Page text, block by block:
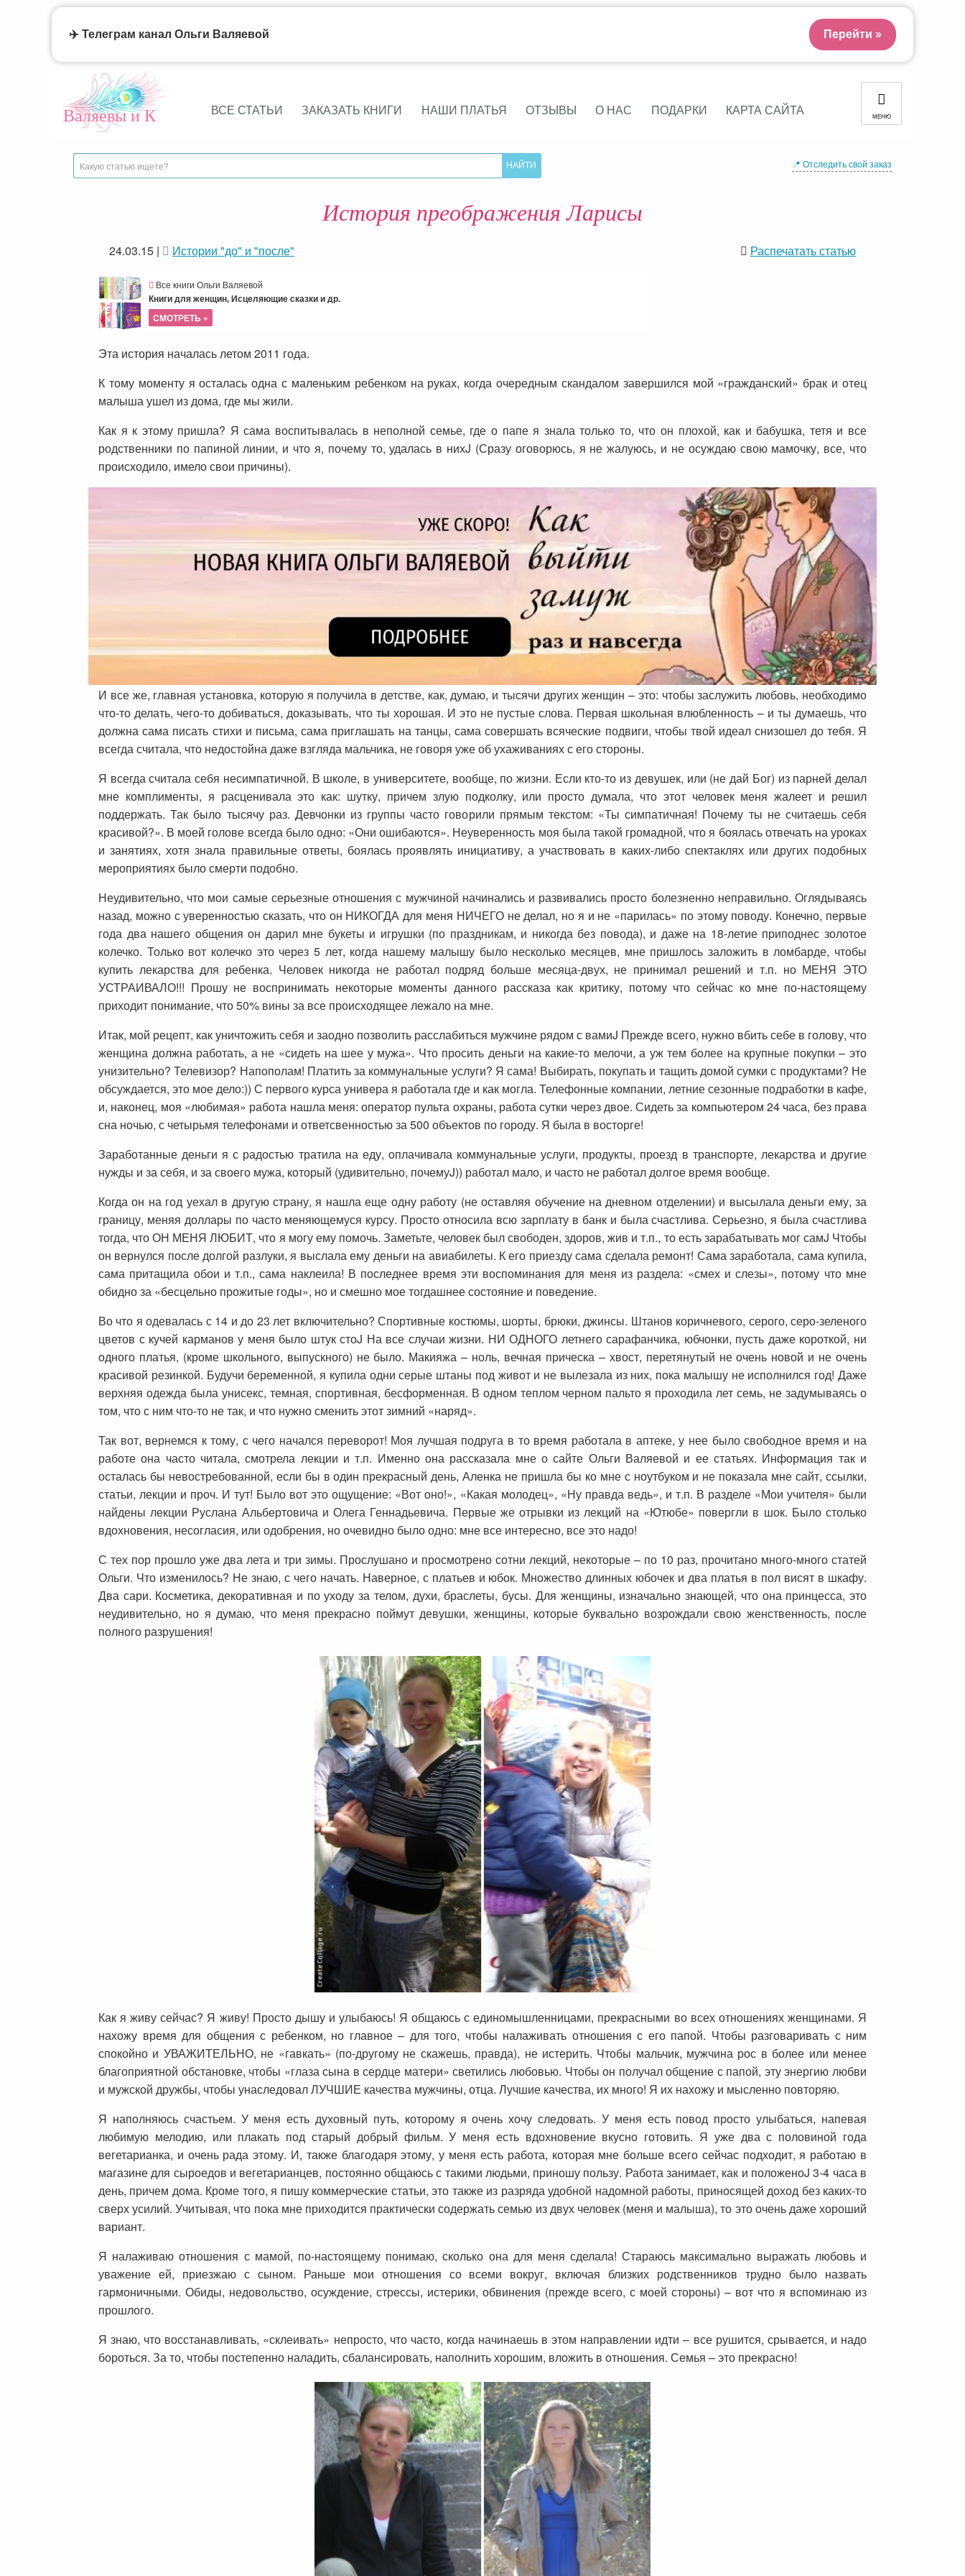
Валяевы и К ВСЕ СТАТЬИ ЗАКАЗАТЬ КНИГИ НАШИ ПЛАТЬЯ ОТЗЫВЫ О НАС ПОДАРКИ КАРТА САЙТА МЕНЮ
📍 Отследить свой заказ
История преображения Ларисы
24.03.15 | Истории "до" и "после" Распечатать статью
Все книги Ольги Валяевой
Книги для женщин, Исцеляющие сказки и др.
СМОТРЕТЬ »
Эта история началась летом 2011 года.
К тому моменту я осталась одна с маленьким ребенком на руках, когда очередным скандалом завершился мой «гражданский» брак и отец
малыша ушел из дома, где мы жили.
Как я к этому пришла? Я сама воспитывалась в неполной семье, где о папе я знала только то, что он плохой, как и бабушка, тетя и все
родственники по папиной линии, и что я, почему то, удалась в нихJ (Сразу оговорюсь, я не жалуюсь, и не осуждаю свою мамочку, все, что
происходило, имело свои причины).
И все же, главная установка, которую я получила в детстве, как, думаю, и тысячи других женщин – это: чтобы заслужить любовь, необходимо
что-то делать, чего-то добиваться, доказывать, что ты хорошая. И это не пустые слова. Первая школьная влюбленность – и ты думаешь, что
должна сама писать стихи и письма, сама приглашать на танцы, сама совершать всяческие подвиги, чтобы твой идеал снизошел до тебя. Я
всегда считала, что недостойна даже взгляда мальчика, не говоря уже об ухаживаниях с его стороны.
Я всегда считала себя несимпатичной. В школе, в университете, вообще, по жизни. Если кто-то из девушек, или (не дай Бог) из парней делал
мне комплименты, я расценивала это как: шутку, причем злую подколку, или просто думала, что этот человек меня жалеет и решил
поддержать. Так было тысячу раз. Девчонки из группы часто говорили прямым текстом: «Ты симпатичная! Почему ты не считаешь себя
красивой?». В моей голове всегда было одно: «Они ошибаются». Неуверенность моя была такой громадной, что я боялась отвечать на уроках
и занятиях, хотя знала правильные ответы, боялась проявлять инициативу, а участвовать в каких-либо спектаклях или других подобных
мероприятиях было смерти подобно.
Неудивительно, что мои самые серьезные отношения с мужчиной начинались и развивались просто болезненно неправильно. Оглядываясь
назад, можно с уверенностью сказать, что он НИКОГДА для меня НИЧЕГО не делал, но я и не «парилась» по этому поводу. Конечно, первые
года два нашего общения он дарил мне букеты и игрушки (по праздникам, и никогда без повода), и даже на 18-летие приподнес золотое
колечко. Только вот колечко это через 5 лет, когда нашему малышу было несколько месяцев, мне пришлось заложить в ломбарде, чтобы
купить лекарства для ребенка. Человек никогда не работал подряд больше месяца-двух, не принимал решений и т.п. но МЕНЯ ЭТО
УСТРАИВАЛО!!! Прошу не воспринимать некоторые моменты данного рассказа как критику, потому что сейчас ко мне по-настоящему
приходит понимание, что 50% вины за все происходящее лежало на мне.
Итак, мой рецепт, как уничтожить себя и заодно позволить расслабиться мужчине рядом с вамиJ Прежде всего, нужно вбить себе в голову, что
женщина должна работать, а не «сидеть на шее у мужа». Что просить деньги на какие-то мелочи, а уж тем более на крупные покупки – это
унизительно? Телевизор? Напополам! Платить за коммунальные услуги? Я сама! Выбирать, покупать и тащить домой сумки с продуктами? Не
обсуждается, это мое дело:)) С первого курса универа я работала где и как могла. Телефонные компании, летние сезонные подработки в кафе,
и, наконец, моя «любимая» работа нашла меня: оператор пульта охраны, работа сутки через двое. Сидеть за компьютером 24 часа, без права
сна ночью, с четырьмя телефонами и ответсвенностью за 500 объектов по городу. Я была в восторге!
Заработанные деньги я с радостью тратила на еду, оплачивала коммунальные услуги, продукты, проезд в транспорте, лекарства и другие
нужды и за себя, и за своего мужа, который (удивительно, почемуJ)) работал мало, и часто не работал долгое время вообще.
Когда он на год уехал в другую страну, я нашла еще одну работу (не оставляя обучение на дневном отделении) и высылала деньги ему, за
границу, меняя доллары по часто меняющемуся курсу. Просто относила всю зарплату в банк и была счастлива. Серьезно, я была счастлива
тогда, что ОН МЕНЯ ЛЮБИТ, что я могу ему помочь. Заметьте, человек был свободен, здоров, жив и т.п., то есть зарабатывать мог самJ Чтобы
он вернулся после долгой разлуки, я выслала ему деньги на авиабилеты. К его приезду сама сделала ремонт! Сама заработала, сама купила,
сама притащила обои и т.п., сама наклеила! В последнее время эти воспоминания для меня из раздела: «смех и слезы», потому что мне
обидно за «бесцельно прожитые годы», но и смешно мое тогдашнее состояние и поведение.
Во что я одевалась с 14 и до 23 лет включительно? Спортивные костюмы, шорты, брюки, джинсы. Штанов коричневого, серого, серо-зеленого
цветов с кучей карманов у меня было штук стоJ На все случаи жизни. НИ ОДНОГО летнего сарафанчика, юбчонки, пусть даже короткой, ни
одного платья, (кроме школьного, выпускного) не было. Макияжа – ноль, вечная прическа – хвост, перетянутый не очень новой и не очень
красивой резинкой. Будучи беременной, я купила одни серые штаны под живот и не вылезала из них, пока малышу не исполнился год! Даже
верхняя одежда была унисекс, темная, спортивная, бесформенная. В одном теплом черном пальто я проходила лет семь, не задумываясь о
том, что с ним что-то не так, и что нужно сменить этот зимний «наряд».
Так вот, вернемся к тому, с чего начался переворот! Моя лучшая подруга в то время работала в аптеке, у нее было свободное время и на
работе она часто читала, смотрела лекции и т.п. Именно она рассказала мне о сайте Ольги Валяевой и ее статьях. Информация так и
осталась бы невостребованной, если бы в один прекрасный день, Аленка не пришла бы ко мне с ноутбуком и не показала мне сайт, ссылки,
статьи, лекции и проч. И тут! Было вот это ощущение: «Вот оно!», «Какая молодец», «Ну правда ведь», и т.п. В разделе «Мои учителя» были
найдены лекции Руслана Альбертовича и Олега Геннадьевича. Первые же отрывки из лекций на «Ютюбе» повергли в шок. Было столько
вдохновения, несогласия, или одобрения, но очевидно было одно: мне все интересно, все это надо!
С тех пор прошло уже два лета и три зимы. Прослушано и просмотрено сотни лекций, некоторые – по 10 раз, прочитано много-много статей
Ольги. Что изменилось? Не знаю, с чего начать. Наверное, с платьев и юбок. Множество длинных юбочек и два платья в пол висят в шкафу.
Два сари. Косметика, декоративная и по уходу за телом, духи, браслеты, бусы. Для женщины, изначально знающей, что она принцесса, это
неудивительно, но я думаю, что меня прекрасно поймут девушки, женщины, которые буквально возрождали свою женственность, после
полного разрушения!
Как я живу сейчас? Я живу! Просто дышу и улыбаюсь! Я общаюсь с единомышленницами, прекрасными во всех отношениях женщинами. Я
нахожу время для общения с ребенком, но главное – для того, чтобы налаживать отношения с его папой. Чтобы разговаривать с ним
спокойно и УВАЖИТЕЛЬНО, не «гавкать» (по-другому не скажешь, правда), не истерить. Чтобы мальчик, мужчина рос в более или менее
благоприятной обстановке, чтобы «глаза сына в сердце матери» светились любовью. Чтобы он получал общение с папой, эту энергию любви
и мужской дружбы, чтобы унаследовал ЛУЧШИЕ качества мужчины, отца. Лучшие качества, их много! Я их нахожу и мысленно повторяю.
Я наполняюсь счастьем. У меня есть духовный путь, которому я очень хочу следовать. У меня есть повод просто улыбаться, напевая
любимую мелодию, или плакать под старый добрый фильм. У меня есть вдохновение вкусно готовить. Я уже два с половиной года
вегетарианка, и очень рада этому. И, также благодаря этому, у меня есть работа, которая мне больше всего сейчас подходит, я работаю в
магазине для сыроедов и вегетарианцев, постоянно общаюсь с такими людьми, приношу пользу. Работа занимает, как и положеноJ 3-4 часа в
день, причем дома. Кроме того, я пишу коммерческие статьи, это также из разряда удобной надомной работы, приносящей доход без каких-то
сверх усилий. Учитывая, что пока мне приходится практически содержать семью из двух человек (меня и малыша), то это очень даже хороший
вариант.
Я налаживаю отношения с мамой, по-настоящему понимаю, сколько она для меня сделала! Стараюсь максимально выражать любовь и
уважение ей, приезжаю с сыном. Раньше мои отношения со всеми вокруг, включая близких родственников трудно было назвать
гармоничными. Обиды, недовольство, осуждение, стрессы, истерики, обвинения (прежде всего, с моей стороны) – вот что я вспоминаю из
прошлого.
Я знаю, что восстанавливать, «склеивать» непросто, что часто, когда начинаешь в этом направлении идти – все рушится, срывается, и надо
бороться. За то, чтобы постепенно наладить, сбалансировать, наполнить хорошим, вложить в отношения. Семья – это прекрасно!
✈️ Телеграм канал Ольги Валяевой Перейти »